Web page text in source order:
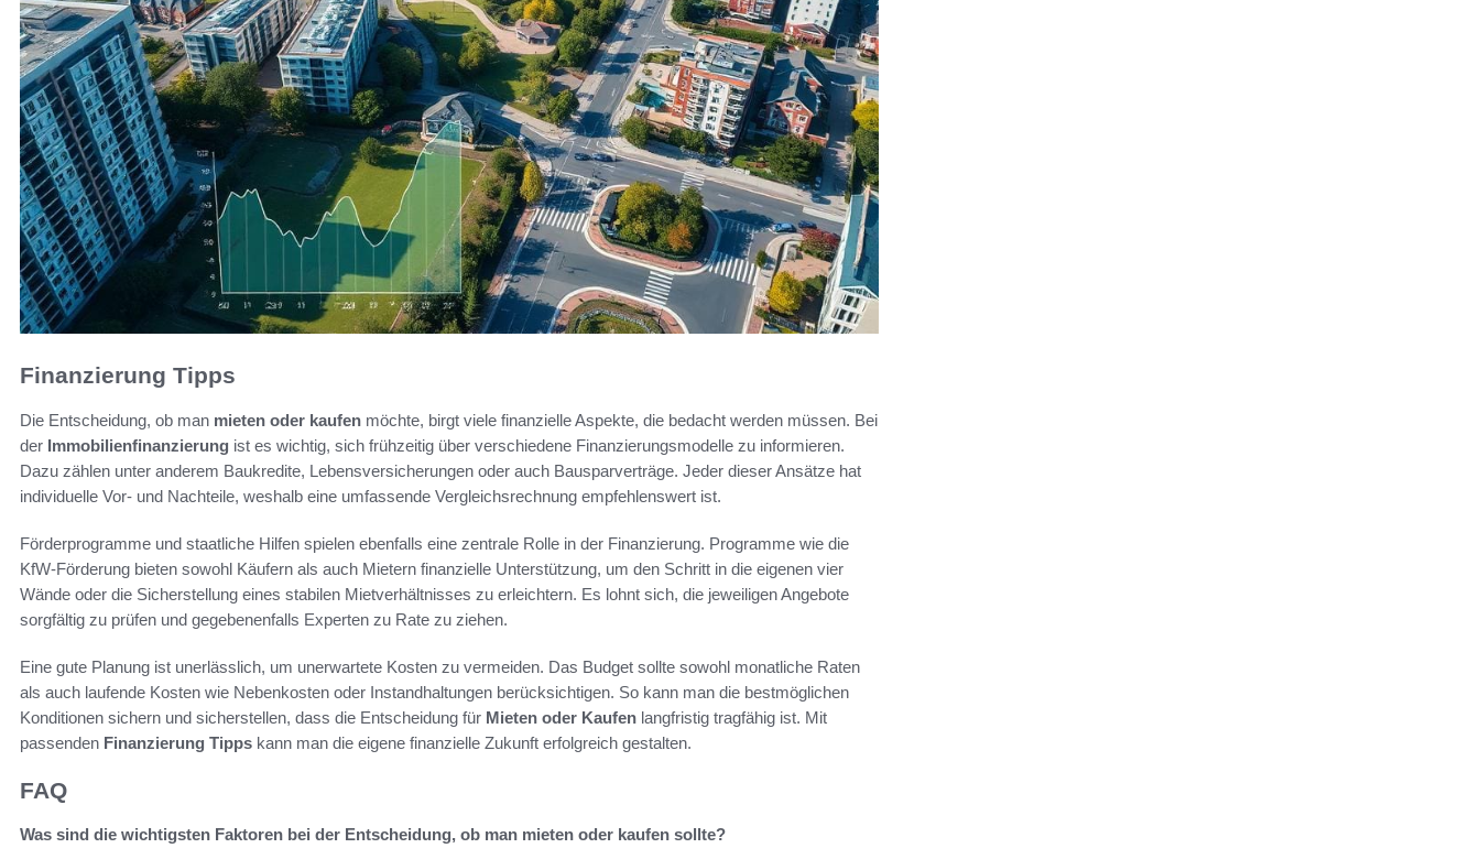
Finanzierung Tipps
Die Entscheidung, ob man mieten oder kaufen möchte, birgt viele finanzielle Aspekte, die bedacht werden müssen. Bei
der Immobilienfinanzierung ist es wichtig, sich frühzeitig über verschiedene Finanzierungsmodelle zu informieren.
Dazu zählen unter anderem Baukredite, Lebensversicherungen oder auch Bausparverträge. Jeder dieser Ansätze hat
individuelle Vor- und Nachteile, weshalb eine umfassende Vergleichsrechnung empfehlenswert ist.
Förderprogramme und staatliche Hilfen spielen ebenfalls eine zentrale Rolle in der Finanzierung. Programme wie die
KfW-Förderung bieten sowohl Käufern als auch Mietern finanzielle Unterstützung, um den Schritt in die eigenen vier
Wände oder die Sicherstellung eines stabilen Mietverhältnisses zu erleichtern. Es lohnt sich, die jeweiligen Angebote
sorgfältig zu prüfen und gegebenenfalls Experten zu Rate zu ziehen.
Eine gute Planung ist unerlässlich, um unerwartete Kosten zu vermeiden. Das Budget sollte sowohl monatliche Raten
als auch laufende Kosten wie Nebenkosten oder Instandhaltungen berücksichtigen. So kann man die bestmöglichen
Konditionen sichern und sicherstellen, dass die Entscheidung für Mieten oder Kaufen langfristig tragfähig ist. Mit
passenden Finanzierung Tipps kann man die eigene finanzielle Zukunft erfolgreich gestalten.
FAQ
Was sind die wichtigsten Faktoren bei der Entscheidung, ob man mieten oder kaufen sollte?